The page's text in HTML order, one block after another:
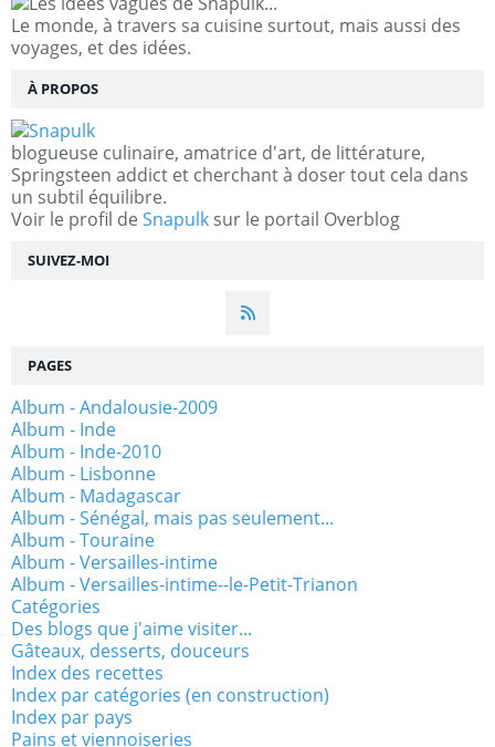
SUIVEZ-MOI
Le monde, à travers sa cuisine surtout, mais aussi des
voyages, et des idées.
À PROPOS
blogueuse culinaire, amatrice d'art, de littérature,
Springsteen addict et cherchant à doser tout cela dans
un subtil équilibre.
Voir le profil de Snapulk sur le portail Overblog
PAGES
Album - Andalousie-2009
Album - Inde
Album - Inde-2010
Album - Lisbonne
Album - Madagascar
Album - Sénégal, mais pas seulement...
Album - Touraine
Album - Versailles-intime
Album - Versailles-intime--le-Petit-Trianon
Catégories
Des blogs que j'aime visiter...
Gâteaux, desserts, douceurs
Index des recettes
Index par catégories (en construction)
Index par pays
Pains et viennoiseries